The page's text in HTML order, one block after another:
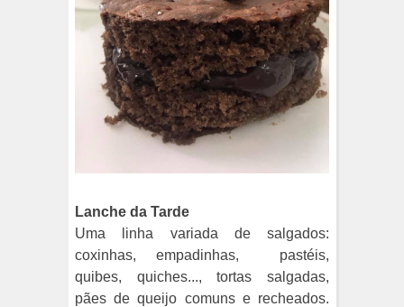
Lanche da Tarde
Uma linha variada de salgados:
coxinhas, empadinhas,
pastéis,
quibes, quiches..., tortas salgadas,
pães de queijo comuns e recheados.